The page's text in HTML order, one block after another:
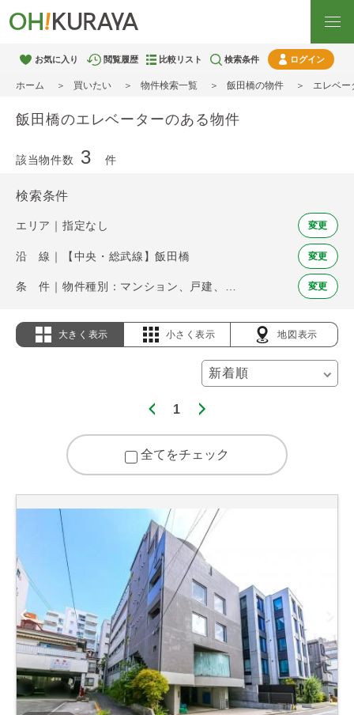
お気に入り 閲覧履歴 比較リスト 検索条件 ログイン
ホーム 買いたい 物件検索一覧 飯田橋の物件 エレベー
飯田橋のエレベーターのある物件
該当物件数 3 件
検索条件
エリア｜指定なし 変更
沿 線｜【中央・総武線】飯田橋 変更
変更
大きく表示 小さく表示 地図表示
1
全てをチェック